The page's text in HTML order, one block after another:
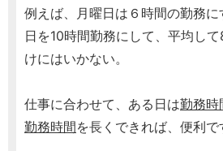
例えば、月曜日は６時間の勤務
日を10時間勤務にして、平均し
けにはいかない。
仕事に合わせて、ある日は勤務時
勤務時間を長くできれば、便利で